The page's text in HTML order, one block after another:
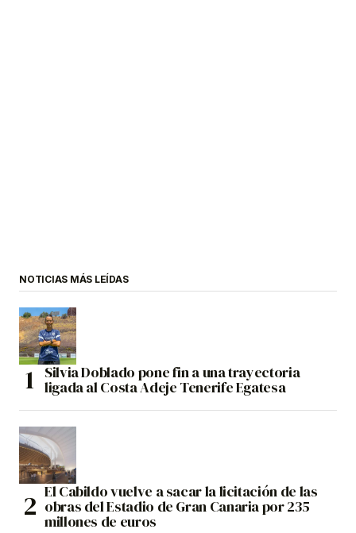
NOTICIAS MÁS LEÍDAS
Silvia Doblado pone fin a una trayectoria
ligada al Costa Adeje Tenerife Egatesa
El Cabildo vuelve a sacar la licitación de las
obras del Estadio de Gran Canaria por 235
millones de euros